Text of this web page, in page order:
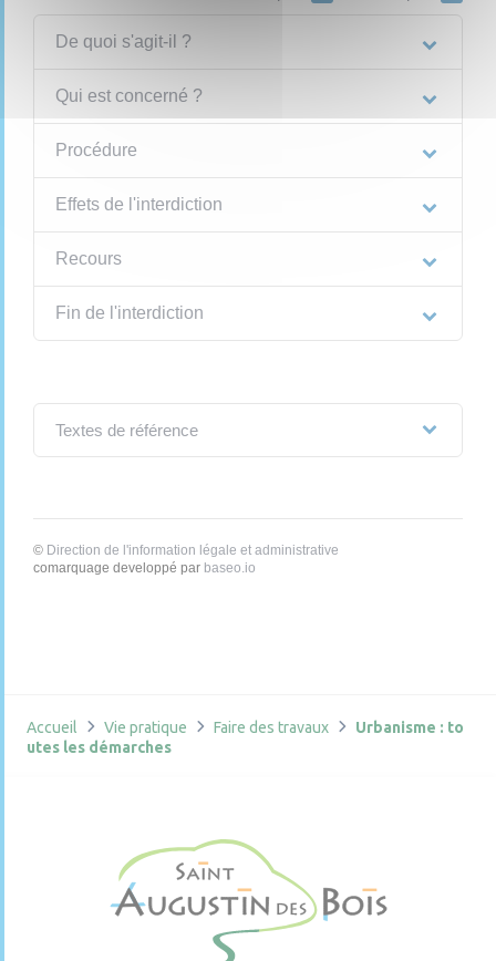
De quoi s'agit-il ?
Qui est concerné ?
Procédure
Effets de l'interdiction
Recours
Fin de l'interdiction
Textes de référence
© Direction de l'information légale et administrative
comarquage developpé par baseo.io
Accueil Vie pratique Faire des travaux
Urbanisme : to
utes les démarches